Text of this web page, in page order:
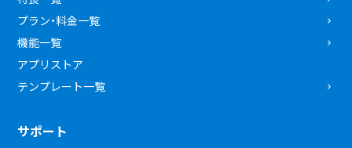
プラン・料金一覧
機能一覧
アプリストア
テンプレート一覧
サポート